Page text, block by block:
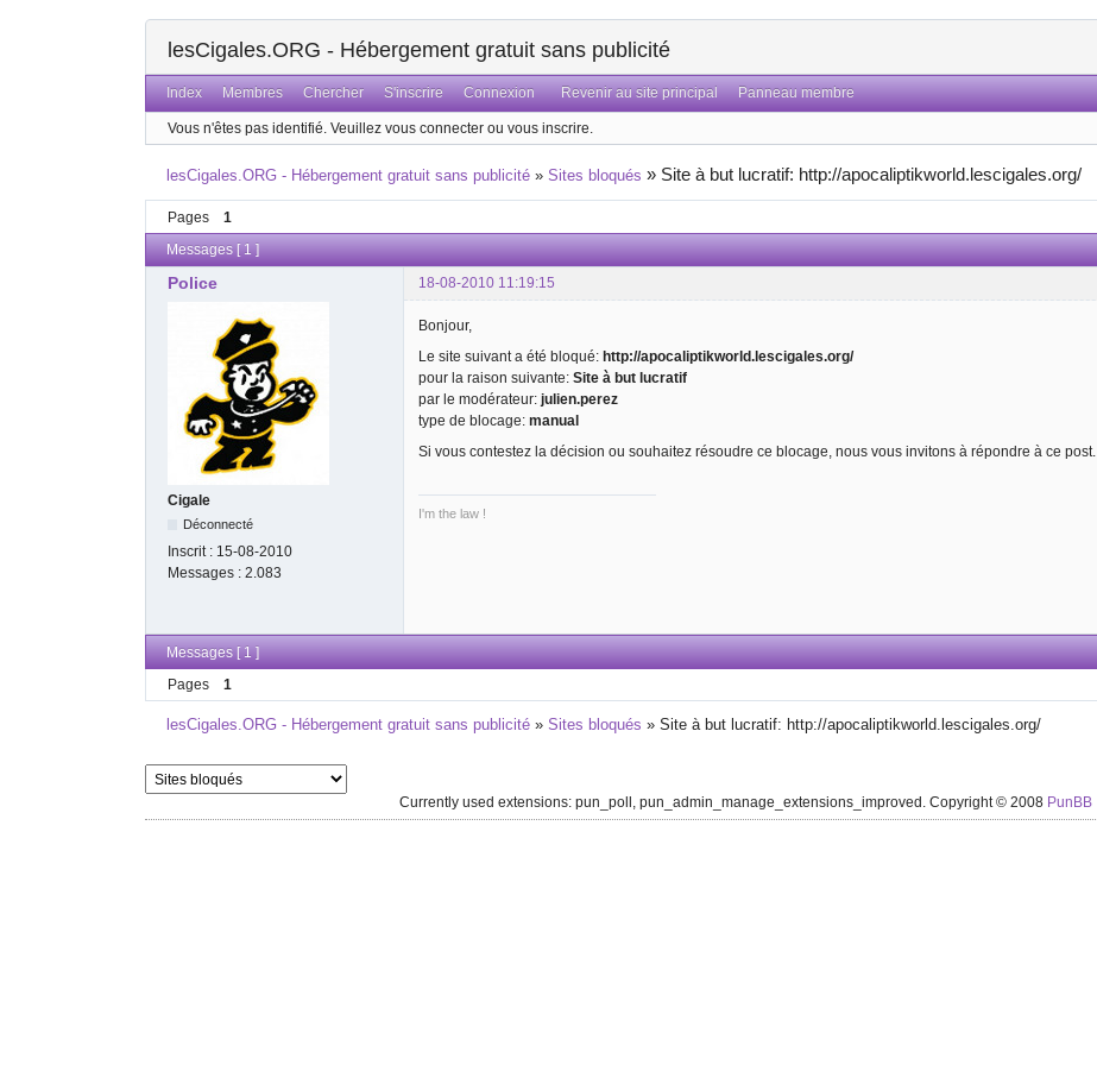
lesCigales.ORG - Hébergement gratuit sans publicité
Index Membres Chercher S'inscrire Connexion Revenir au site principal Panneau membre
Vous n'êtes pas identifié. Veuillez vous connecter ou vous inscrire.
lesCigales.ORG - Hébergement gratuit sans publicité »Sites bloqués » Site à but lucratif: http://apocaliptikworld.lescigales.org/
Pages 1
Messages [ 1 ]
Police 18-08-2010 11:19:15
Cigale
Déconnecté
Inscrit : 15-08-2010
Messages : 2.083
Bonjour,
Le site suivant a été bloqué: http://apocaliptikworld.lescigales.org/
pour la raison suivante: Site à but lucratif
par le modérateur: julien.perez
type de blocage: manual
Si vous contestez la décision ou souhaitez résoudre ce blocage, nous vous invitons à répondre à ce post.
I'm the law !
Messages [ 1 ]
Pages
1
lesCigales.ORG - Hébergement gratuit sans publicité »Sites bloqués »Site à but lucratif: http://apocaliptikworld.lescigales.org/
Currently used extensions: pun_poll, pun_admin_manage_extensions_improved. Copyright © 2008 PunBB